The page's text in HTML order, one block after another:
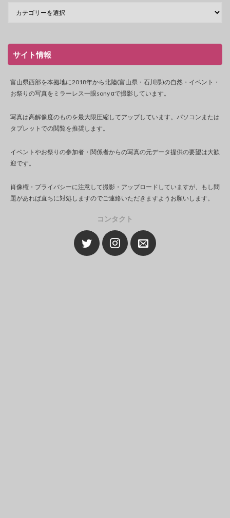
サイト情報
富山県西部を本拠地に2018年から北陸(富山県・石川県)の自然・イベント・
お祭りの写真をミラーレス一眼sony αで撮影しています。
写真は高解像度のものを最大限圧縮してアップしています。パソコンまたは
タブレットでの閲覧を推奨します。
イベントやお祭りの参加者・関係者からの写真の元データ提供の要望は大歓
迎です。
肖像権・プライバシーに注意して撮影・アップロードしていますが、もし問
題があれば直ちに対処しますのでご連絡いただきますようお願いします。
コンタクト